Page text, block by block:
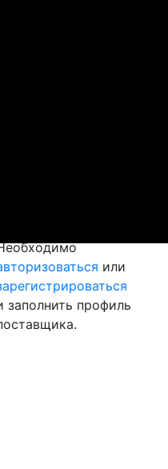
или
заполнить профиль